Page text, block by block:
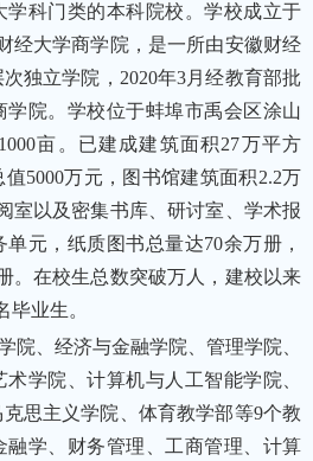
学科门类的本科院校。学校成立于
经大学商学院，是一所由安徽财经
独立学院，2020年3月经教育部批
院。学校位于蚌埠市禹会区涂山
亩。已建成建筑面积27万平方
5000万元，图书馆建筑面积2.2万
室以及密集书库、研讨室、学术报
元，纸质图书总量达70余万册，
。在校生总数突破万人，建校以来
毕业生。
院、经济与金融学院、管理学院、
学院、计算机与人工智能学院、
思主义学院、体育教学部等9个教
融学、财务管理、工商管理、计算